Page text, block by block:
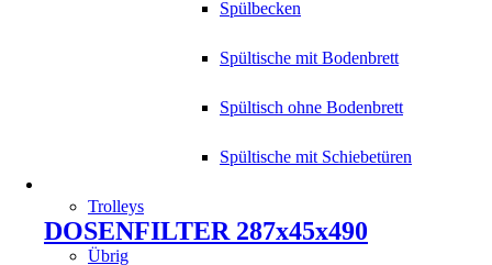
Spülbecken
Spültische mit Bodenbrett
Spültisch ohne Bodenbrett
Spültische mit Schiebetüren
Trolleys
Übrig
DOSENFILTER 287x45x490